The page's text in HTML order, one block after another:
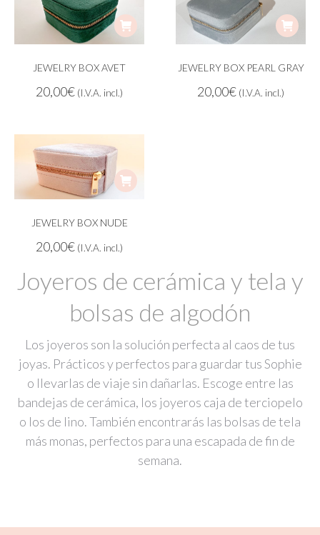
JEWELRY BOX AVET
20,00€ (I.V.A. incl.)
JEWELRY BOX PEARL GRAY
20,00€ (I.V.A. incl.)
JEWELRY BOX NUDE
20,00€ (I.V.A. incl.)
Joyeros de cerámica y tela y
bolsas de algodón
Los joyeros son la solución perfecta al caos de tus
joyas. Prácticos y perfectos para guardar tus Sophie
o llevarlas de viaje sin dañarlas. Escoge entre las
bandejas de cerámica, los joyeros caja de terciopelo
o los de lino. También encontrarás las bolsas de tela
más monas, perfectos para una escapada de fin de
semana.